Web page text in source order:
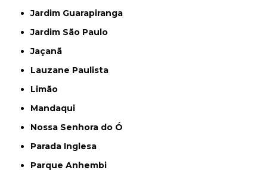
Jardim Guarapiranga
Jardim São Paulo
Jaçanã
Lauzane Paulista
Limão
Mandaqui
Nossa Senhora do Ó
Parada Inglesa
Parque Anhembi